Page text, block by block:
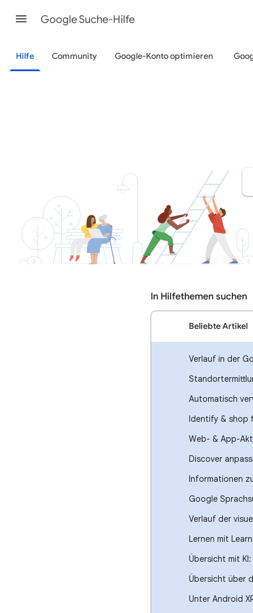
Google Suche-Hilfe
Hilfe Community Google-Konto optimieren
In Hilfethemen suchen
Beliebte Artikel
Verlauf in der
Automatisch
Identify & shop
Web- & App-
Discover
Informationen
Google
Verlauf der
Lernen mit
Übersicht mit
Übersicht über
Unter Android